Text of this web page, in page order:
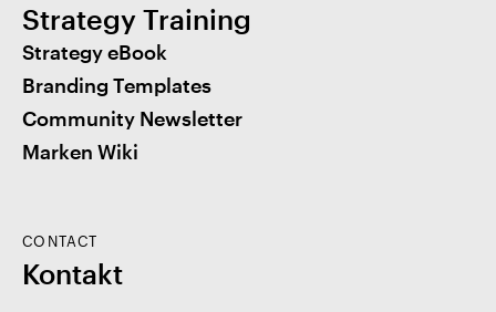
Strategy Training
Strategy eBook
Branding Templates
Community Newsletter
Marken Wiki
CONTACT
Kontakt